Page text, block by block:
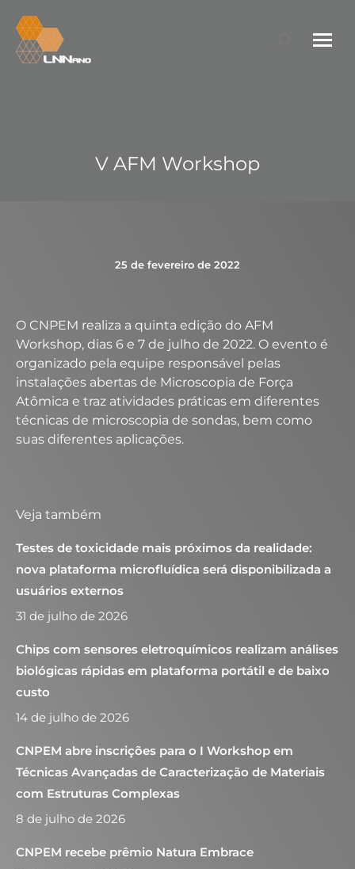
Search:
V AFM Workshop
25 de fevereiro de 2022
O CNPEM realiza a quinta edição do AFM
Workshop, dias 6 e 7 de julho de 2022. O evento é
organizado pela equipe responsável pelas
instalações abertas de Microscopia de Força
Atômica e traz atividades práticas em diferentes
técnicas de microscopia de sondas, bem como
suas diferentes aplicações.
Veja também
Testes de toxicidade mais próximos da realidade:
nova plataforma microfluídica será disponibilizada a
usuários externos
31 de julho de 2026
Chips com sensores eletroquímicos realizam análises
biológicas rápidas em plataforma portátil e de baixo
custo
14 de julho de 2026
CNPEM abre inscrições para o I Workshop em
Técnicas Avançadas de Caracterização de Materiais
com Estruturas Complexas
8 de julho de 2026
CNPEM recebe prêmio Natura Embrace